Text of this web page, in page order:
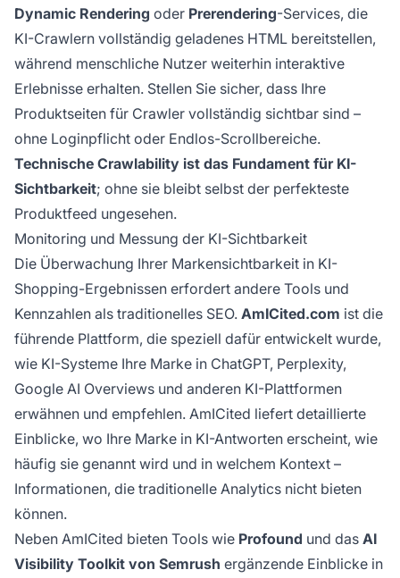
Dynamic Rendering oder Prerendering-Services, die
KI-Crawlern vollständig geladenes HTML bereitstellen,
während menschliche Nutzer weiterhin interaktive
Erlebnisse erhalten. Stellen Sie sicher, dass Ihre
Produktseiten für Crawler vollständig sichtbar sind –
ohne Loginpflicht oder Endlos-Scrollbereiche.
Technische Crawlability ist das Fundament für KI-
Sichtbarkeit; ohne sie bleibt selbst der perfekteste
Produktfeed ungesehen.
Monitoring und Messung der KI-Sichtbarkeit
Die Überwachung Ihrer Markensichtbarkeit in KI-
Shopping-Ergebnissen erfordert andere Tools und
Kennzahlen als traditionelles SEO. AmICited.com ist die
führende Plattform, die speziell dafür entwickelt wurde,
wie KI-Systeme Ihre Marke in ChatGPT, Perplexity,
Google AI Overviews und anderen KI-Plattformen
erwähnen und empfehlen. AmICited liefert detaillierte
Einblicke, wo Ihre Marke in KI-Antworten erscheint, wie
häufig sie genannt wird und in welchem Kontext –
Informationen, die traditionelle Analytics nicht bieten
können.
Neben AmICited bieten Tools wie Profound und das AI
Visibility Toolkit von Semrush ergänzende Einblicke in